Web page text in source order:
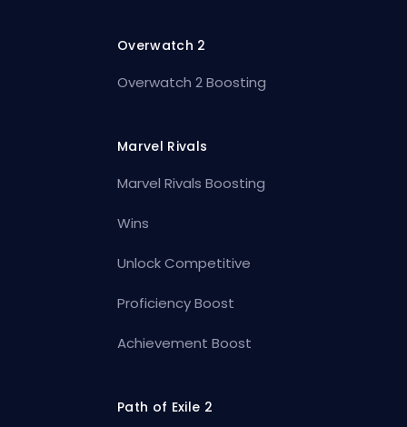
Overwatch 2
Overwatch 2 Boosting
Marvel Rivals
Marvel Rivals Boosting
Wins
Unlock Competitive
Proficiency Boost
Achievement Boost
Path of Exile 2